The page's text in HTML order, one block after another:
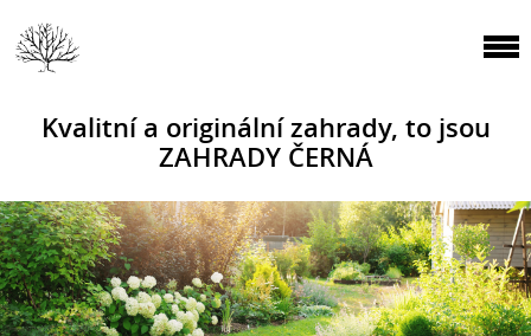
Kvalitní a originální zahrady, to jsou
ZAHRADY ČERNÁ